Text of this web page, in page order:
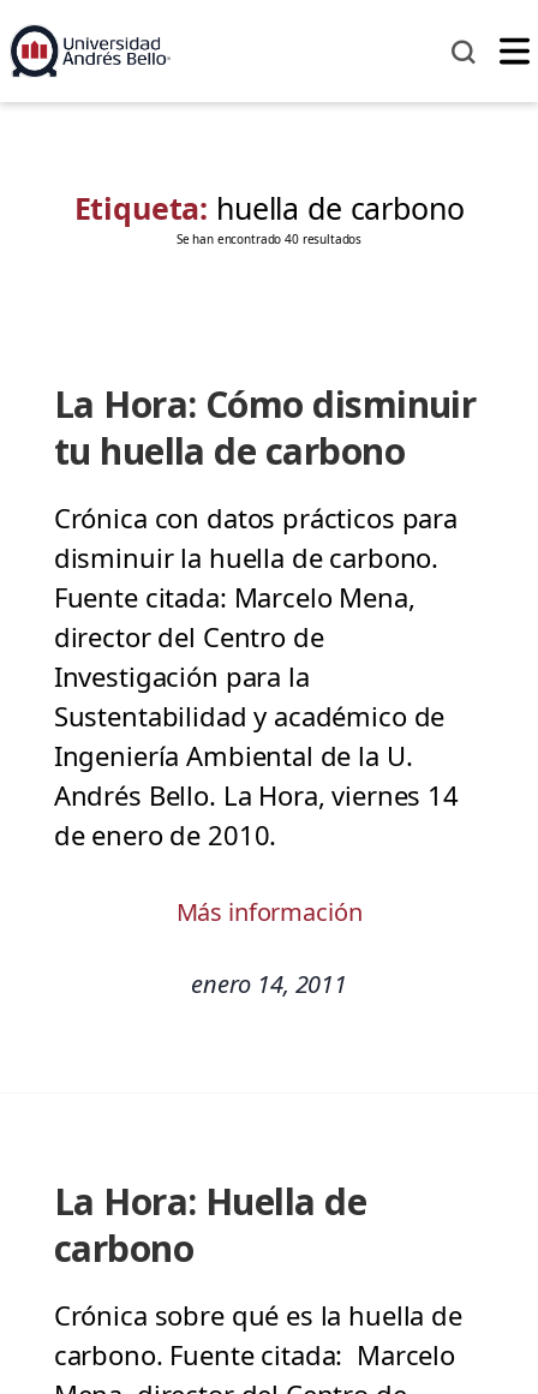
Etiqueta: huella de carbono
Se han encontrado 40 resultados
La Hora: Cómo disminuir
tu huella de carbono
Crónica con datos prácticos para
disminuir la huella de carbono.
Fuente citada: Marcelo Mena,
director del Centro de
Investigación para la
Sustentabilidad y académico de
Ingeniería Ambiental de la U.
Andrés Bello. La Hora, viernes 14
de enero de 2010.
Más información
enero 14, 2011
La Hora: Huella de
carbono
Crónica sobre qué es la huella de
carbono. Fuente citada: Marcelo